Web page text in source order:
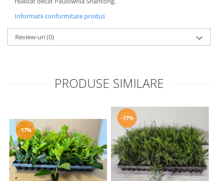
Informatii conformitate produs
Review-uri(0)
PRODUSE SIMILARE
-17%
-17%